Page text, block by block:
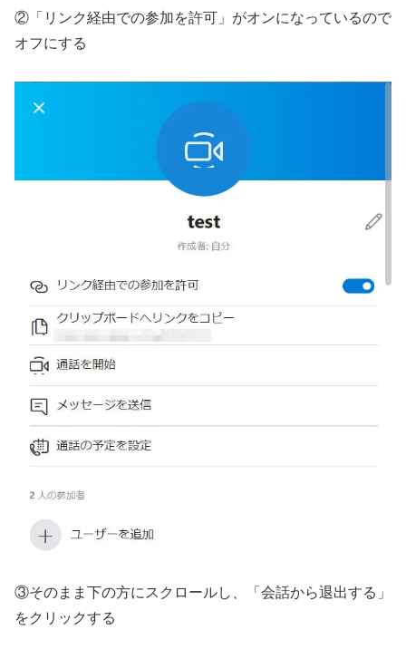
②「リンク経由での参加を許可」がオンになっているので
オフにする
③そのまま下の方にスクロールし、「会話から退出する」
をクリックする